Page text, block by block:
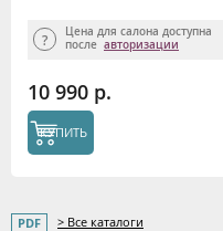
Цена для салона доступна
после авторизации
10 990 р.
КУПИТЬ
> Все каталоги